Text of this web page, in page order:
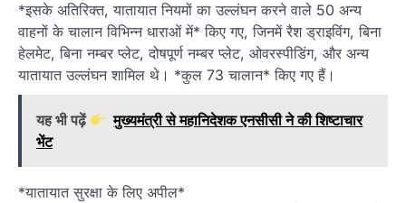
*इसके अतिरिक्त, यातायात नियमों का उल्लंघन करने वाले 50 अन्य
वाहनों के चालान विभिन्न धाराओं में* किए गए, जिनमें रैश ड्राइविंग, बिना
हेलमेट, बिना नम्बर प्लेट, दोषपूर्ण नम्बर प्लेट, ओवरस्पीडिंग, और अन्य
यातायात उल्लंघन शामिल थे। *कुल 73 चालान* किए गए हैं।
यह भी पढ़ें
मुख्यमंत्री से महानिदेशक एनसीसी ने की शिष्टाचार
भेंट
*यातायात सुरक्षा के लिए अपील*